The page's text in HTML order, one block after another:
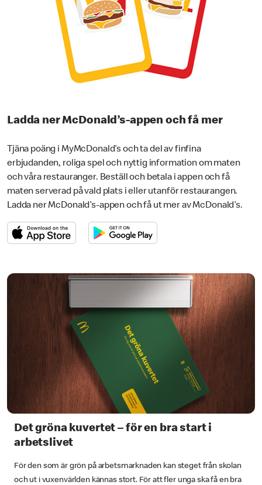
Ladda ner McDonald’s-appen och få mer
Tjäna poäng i MyMcDonald’s och ta del av finfina
erbjudanden, roliga spel och nyttig information om maten
och våra restauranger. Beställ och betala i appen och få
maten serverad på vald plats i eller utanför restaurangen.
Ladda ner McDonald’s-appen och få ut mer av McDonald’s.
Det gröna kuvertet – för en bra start i
arbetslivet
För den som är grön på arbetsmarknaden kan steget från skolan
och ut i vuxenvärlden kännas stort. För att fler unga ska få en bra